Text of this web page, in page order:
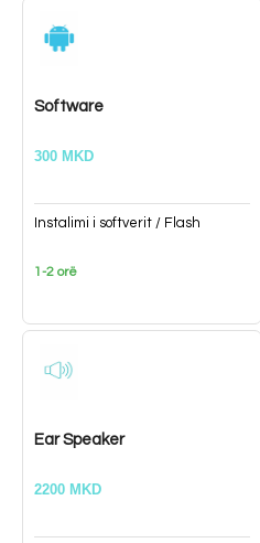
Software
300 MKD
Instalimi i softverit / Flash
1-2 orë
Ear Speaker
2200 MKD